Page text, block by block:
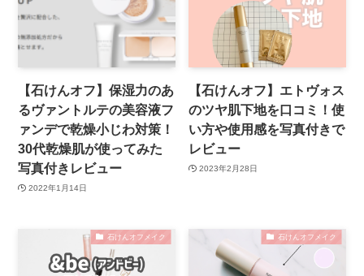
【石けんオフ】保湿力のあ
るヴァントルテの美容液フ
ァンデで乾燥小じわ対策！
30代乾燥肌が使ってみた
写真付きレビュー
2022年1月14日
【石けんオフ】エトヴォス
のツヤ肌下地を口コミ！使
い方や使用感を写真付きで
レビュー
2023年2月28日
石けんオフメイク 石けんオフメイク